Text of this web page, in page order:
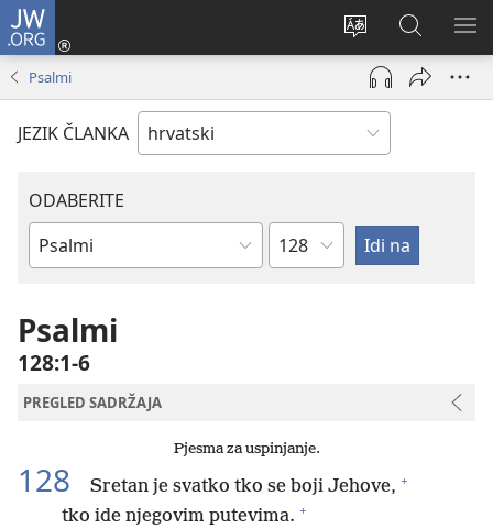
JW.ORG
Promijeni
jezik
Prijava
(otvara
prozor)
JW.ORG
|
Pretraga
Psalmi
JEZIK ČLANKA
ODABERITE
Biblijska
Poglavlje
Psalmi
128:1-6
PREGLED SADRŽAJA
Pjesma za uspinjanje.
128 Sretan je svatko tko se boji Jehove, +
tko ide njegovim putevima. +